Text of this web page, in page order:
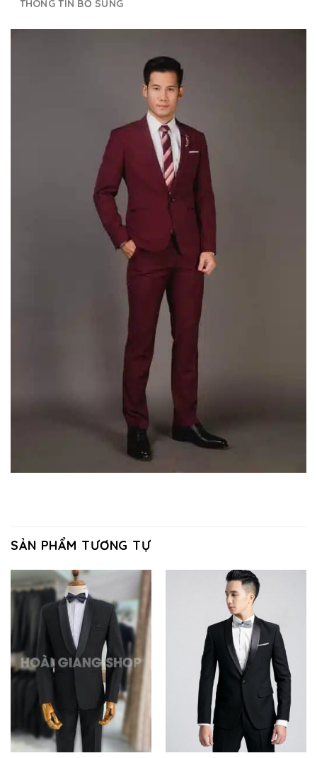
THÔNG TIN BỔ SUNG
SẢN PHẨM TƯƠNG TỰ